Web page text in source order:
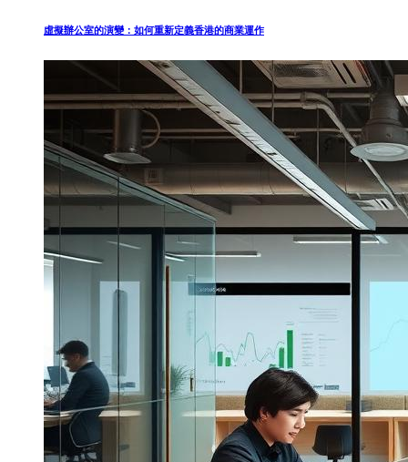
虛擬辦公室的演變：如何重新定義香港的商業運作